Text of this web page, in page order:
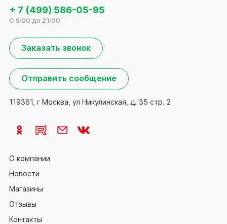
О компании
Новости
Магазины
Отзывы
Контакты
+ 7 (499) 586-05-95
C 9:00 до 21:00
Заказать звонок
Отправить сообщение
119361, г Москва, ул Никулинская, д. 35 стр. 2